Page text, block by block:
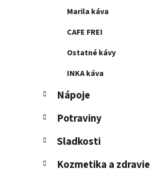
Marila káva
CAFE FREI
Ostatné kávy
INKA káva
Nápoje
Potraviny
Sladkosti
Kozmetika a zdravie